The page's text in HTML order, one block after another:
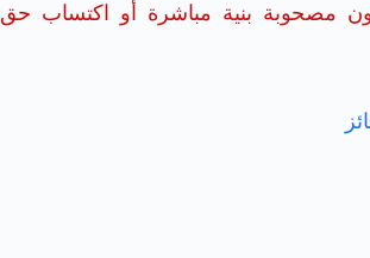
مصحوبة بنية مباشرة أو اكتساب حق